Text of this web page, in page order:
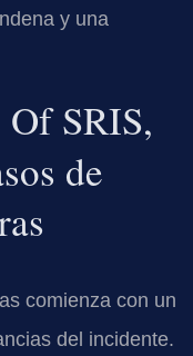
y una
SRIS,
de
comienza con un
del incidente.